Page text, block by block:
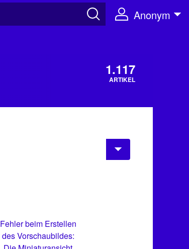
Anonym
1.117
ARTIKEL
Fehler beim Erstellen
des Vorschaubildes: